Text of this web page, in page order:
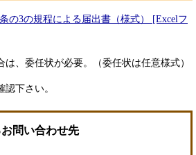
の3の規程による届出書（様式） [Excelフ
は、委任状が必要。（委任状は任意様式）
下さい。
問い合わせ先